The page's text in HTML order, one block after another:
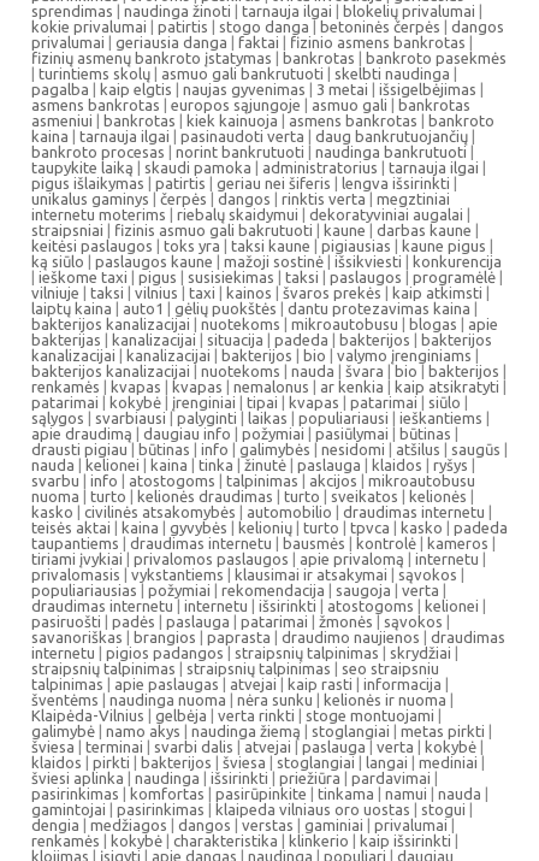
sprendimas | naudinga žinoti | tarnauja ilgai | blokelių privalumai |
kokie privalumai | patirtis | stogo danga | betoninės čerpės | dangos
privalumai | geriausia danga | faktai | fizinio asmens bankrotas |
fizinių asmenų bankroto įstatymas | bankrotas | bankroto pasekmės
| turintiems skolų | asmuo gali bankrutuoti | skelbti naudinga |
pagalba | kaip elgtis | naujas gyvenimas | 3 metai | išsigelbėjimas |
asmens bankrotas | europos sąjungoje | asmuo gali | bankrotas
asmeniui | bankrotas | kiek kainuoja | asmens bankrotas | bankroto
kaina | tarnauja ilgai | pasinaudoti verta | daug bankrutuojančių |
bankroto procesas | norint bankrutuoti | naudinga bankrutuoti |
taupykite laiką | skaudi pamoka | administratorius | tarnauja ilgai |
pigus išlaikymas | patirtis | geriau nei šiferis | lengva išsirinkti |
unikalus gaminys | čerpės | dangos | rinktis verta | megztiniai
internetu moterims | riebalų skaidymui | dekoratyviniai augalai |
straipsniai | fizinis asmuo gali bakrutuoti | kaune | darbas kaune |
keitėsi paslaugos | toks yra | taksi kaune | pigiausias | kaune pigus |
ką siūlo | paslaugos kaune | mažoji sostinė | išsikviesti | konkurencija
| ieškome taxi | pigus | susisiekimas | taksi | paslaugos | programėlė |
vilniuje | taksi | vilnius | taxi | kainos | švaros prekės | kaip atkimsti |
laiptų kaina | auto1 | gėlių puokštės | dantu protezavimas kaina |
bakterijos kanalizacijai | nuotekoms | mikroautobusu | blogas | apie
bakterijas | kanalizacijai | situacija | padeda | bakterijos | bakterijos
kanalizacijai | kanalizacijai | bakterijos | bio | valymo įrenginiams |
bakterijos kanalizacijai | nuotekoms | nauda | švara |bio | bakterijos |
renkamės | kvapas | kvapas | nemalonus | ar kenkia | kaip atsikratyti |
patarimai | kokybė | įrenginiai | tipai | kvapas | patarimai | siūlo |
sąlygos | svarbiausi |palyginti | laikas | populiariausi | ieškantiems |
apie draudimą | daugiau info | požymiai | pasiūlymai | būtinas |
drausti pigiau| būtinas | info | galimybės | nesidomi | atšilus | saugūs |
nauda | kelionei | kaina | tinka | žinutė | paslauga | klaidos | ryšys |
svarbu | info | atostogoms | talpinimas | akcijos | mikroautobusu
nuoma | turto | kelionės draudimas | turto | sveikatos | kelionės |
kasko | civilinės atsakomybės | automobilio | draudimas internetu |
teisės aktai | kaina | gyvybės | kelionių | turto | tpvca | kasko | padeda
taupantiems | draudimas internetu | bausmės | kontrolė | kameros |
tiriami įvykiai | privalomos paslaugos | apie privalomą | internetu |
privalomasis | vykstantiems | klausimai ir atsakymai | sąvokos |
populiariausias | požymiai | rekomendacija | saugoja | verta |
draudimas internetu | internetu | išsirinkti | atostogoms | kelionei |
pasiruošti | padės | paslauga | patarimai | žmonės | sąvokos |
savanoriškas | brangios | paprasta | draudimo naujienos | draudimas
internetu | pigios padangos | straipsnių talpinimas | skrydžiai |
straipsnių talpinimas | straipsnių talpinimas | seo straipsniu
talpinimas | apie paslaugas | atvejai | kaip rasti | informacija |
šventėms | naudinga nuoma | nėra sunku | kelionės ir nuoma |
Klaipėda-Vilnius | gelbėja | verta rinkti | stoge montuojami |
galimybė | namo akys | naudinga žiemą | stoglangiai | metas pirkti |
šviesa | terminai | svarbi dalis | atvejai |paslauga | verta | kokybė |
klaidos | pirkti | bakterijos | šviesa | stoglangiai | langai | mediniai |
šviesi aplinka | naudinga | išsirinkti | priežiūra | pardavimai |
pasirinkimas | komfortas | pasirūpinkite | tinkama | namui | nauda |
gamintojai | pasirinkimas | klaipeda vilniaus oro uostas | stogui |
dengia | medžiagos | dangos | verstas | gaminiai | privalumai |
renkamės | kokybė | charakteristika | klinkerio | kaip išsirinkti |
klojimas | įsigyti | apie dangas | naudinga | populiari | daugiau